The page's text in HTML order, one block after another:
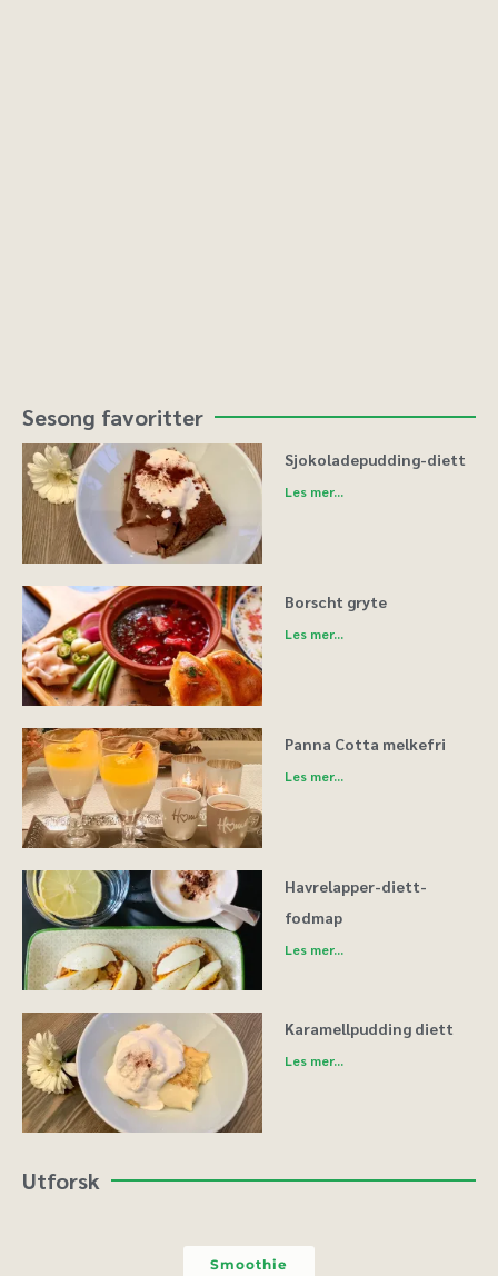
Sesong favoritter
Sjokoladepudding-diett
Les mer...
Borscht gryte
Les mer...
Panna Cotta melkefri
Les mer...
Havrelapper-diett-
fodmap
Les mer...
Karamellpudding diett
Les mer...
Utforsk
Smoothie